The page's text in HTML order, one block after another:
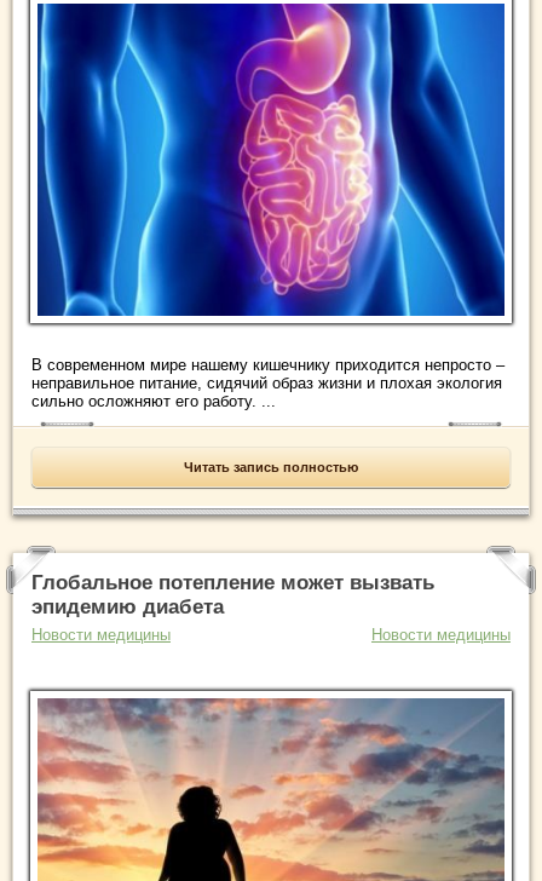
В современном мире нашему кишечнику приходится непросто –
неправильное питание, сидячий образ жизни и плохая экология
сильно осложняют его работу. ...
Читать запись полностью
Глобальное потепление может вызвать
эпидемию диабета
Новости медицины Новости медицины